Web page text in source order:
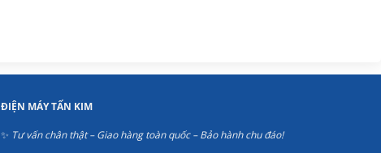
ĐIỆN MÁY TẤN KIM
✨ Tư vấn chân thật – Giao hàng toàn quốc – Bảo hành chu đáo!